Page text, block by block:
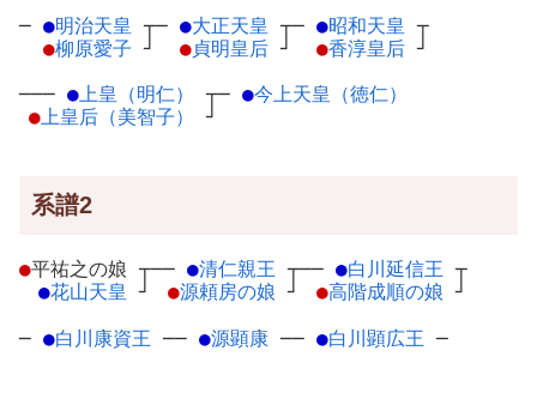
─ ●明治天皇 ┬
●柳原愛子 ┘
─ ●大正天皇 ┬
●貞明皇后 ┘
─ ●昭和天皇 ┬
●香淳皇后 ┘
─── ●上皇（明仁）
┬
●上皇后（美智子） ┘
─ ●今上天皇（徳仁）
系譜2
●平祐之の娘 ┬
●花山天皇 ┘
── ●清仁親王 ┬
●源頼房の娘 ┘
── ●白川延信王 ┬
●高階成順の娘 ┘
─ ●白川康資王 ── ●源顕康 ── ●白川顕広王 ─